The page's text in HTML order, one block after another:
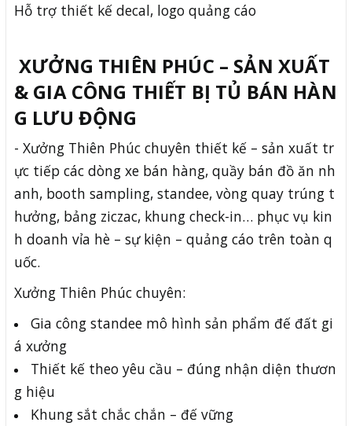
Hỗ trợ thiết kế decal, logo quảng cáo
XƯỞNG THIÊN PHÚC – SẢN XUẤT
& GIA CÔNG THIẾT BỊ TỦ BÁN HÀN
G LƯU ĐỘNG
- Xưởng Thiên Phúc chuyên thiết kế – sản xuất tr
ực tiếp các dòng xe bán hàng, quầy bán đồ ăn nh
anh, booth sampling, standee, vòng quay trúng t
hưởng, bảng ziczac, khung check-in… phục vụ kin
h doanh vỉa hè – sự kiện – quảng cáo trên toàn q
uốc.
Xưởng Thiên Phúc chuyên:
Gia công standee mô hình sản phẩm đế đất gi
á xưởng
Thiết kế theo yêu cầu – đúng nhận diện thươn
g hiệu
Khung sắt chắc chắn – đế vững